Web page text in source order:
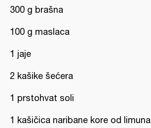
300 g brašna
100 g maslaca
1 jaje
2 kašike šećera
1 prstohvat soli
1 kašičica naribane kore od limuna